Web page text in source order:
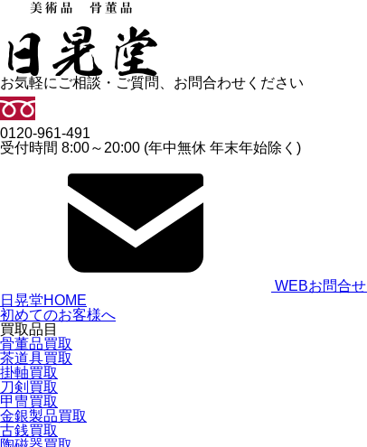
お気軽にご相談・ご質問、お問合わせください
0120-961-491
受付時間 8:00～20:00 (年中無休 年末年始除く)
WEBお問合せ
日晃堂HOME
初めてのお客様へ
買取品目
骨董品買取
茶道具買取
掛軸買取
刀剣買取
甲冑買取
金銀製品買取
古銭買取